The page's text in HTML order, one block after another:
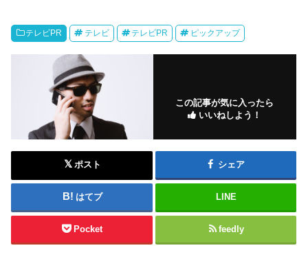
テレビPR テレビ テレビPR ピックアップ
この記事が気に入ったら
いいねしよう！
ポスト シェア
はてブ LINE
Pocket feedly